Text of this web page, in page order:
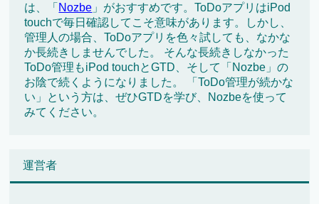
は、「 Nozbe 」がおすすめです。ToDoアプリはiPod
touchで毎日確認してこそ意味があります。しかし、
管理人の場合、ToDoアプリを色々試しても、なかな
か長続きしませんでした。 そんな長続きしなかった
ToDo管理もiPod touchとGTD、そして「Nozbe」の
お陰で続くようになりました。 「ToDo管理が続かな
い」という方は、ぜひGTDを学び、Nozbeを使って
みてください。
運営者